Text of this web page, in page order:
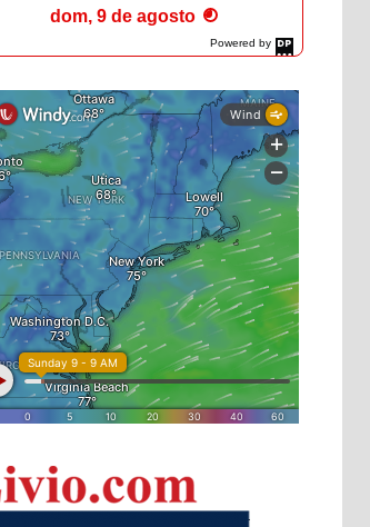
Powered by
DaysPedia.com
dom, 9 de agosto